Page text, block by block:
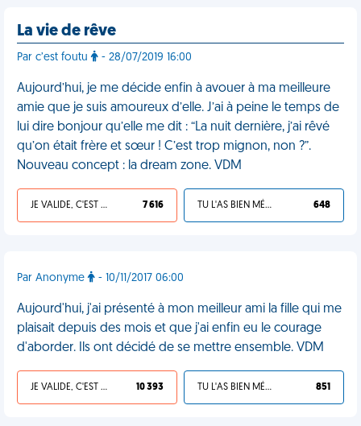
La vie de rêve
Par c’est foutu - 28/07/2019 16:00
Aujourd’hui, je me décide enfin à avouer à ma meilleure
amie que je suis amoureux d’elle. J’ai à peine le temps de
lui dire bonjour qu’elle me dit : “La nuit dernière, j’ai rêvé
qu’on était frère et sœur ! C’est trop mignon, non ?”.
Nouveau concept : la dream zone. VDM
JE VALIDE, C'EST UNE VDM 7 616 TU L'AS BIEN MÉRITÉ 648
Par Anonyme - 10/11/2017 06:00
Aujourd'hui, j'ai présenté à mon meilleur ami la fille qui me
plaisait depuis des mois et que j'ai enfin eu le courage
d'aborder. Ils ont décidé de se mettre ensemble. VDM
JE VALIDE, C'EST UNE VDM 10 393 TU L'AS BIEN MÉRITÉ 851